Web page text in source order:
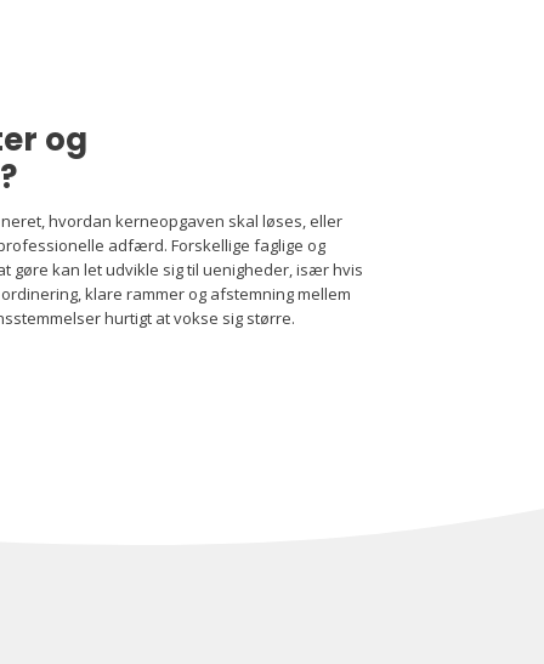
og
hvordan kerneopgaven skal løses, eller
adfærd. Forskellige faglige og
gøre kan let udvikle sig til uenigheder, især hvis
klare rammer og afstemning mellem
hurtigt at vokse sig større.